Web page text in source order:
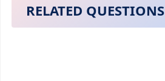
RELATED QUESTIONS